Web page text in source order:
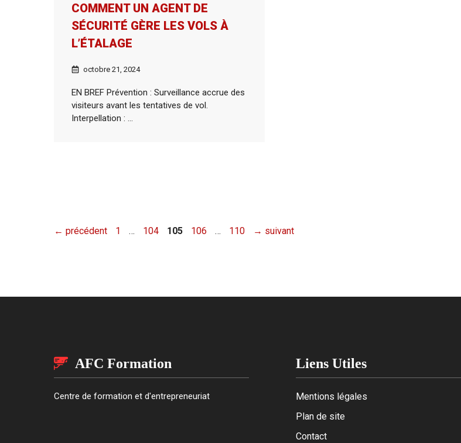
COMMENT UN AGENT DE
SÉCURITÉ GÈRE LES VOLS À
L’ÉTALAGE
octobre 21, 2024
EN BREF Prévention : Surveillance accrue des
visiteurs avant les tentatives de vol.
Interpellation : ...
← précédent Page
1 … Page
104 Page
105 Page
106 … Page
110 → suivant
AFC Formation
Centre de formation et d'entrepreneuriat
Liens Utiles
Mentions légales
Plan de site
Contact